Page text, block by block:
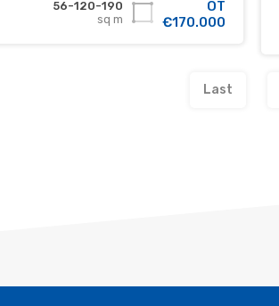
OT
€170.000
56-120-190
sq m
Last